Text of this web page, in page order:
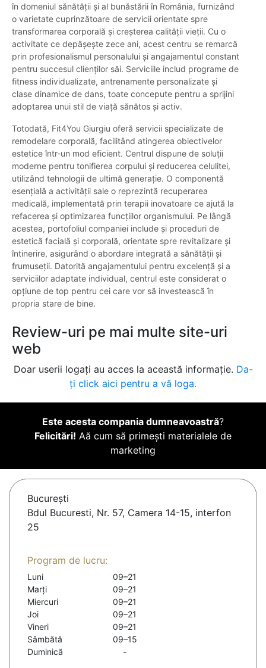
în domeniul sănătății și al bunăstării în România, furnizând
o varietate cuprinzătoare de servicii orientate spre
transformarea corporală și creșterea calității vieții. Cu o
activitate ce depășește zece ani, acest centru se remarcă
prin profesionalismul personalului și angajamentul constant
pentru succesul clienților săi. Serviciile includ programe de
fitness individualizate, antrenamente personalizate și
clase dinamice de dans, toate concepute pentru a sprijini
adoptarea unui stil de viață sănătos și activ.
Totodată, Fit4You Giurgiu oferă servicii specializate de
remodelare corporală, facilitând atingerea obiectivelor
estetice într-un mod eficient. Centrul dispune de soluții
moderne pentru tonifierea corpului și reducerea celulitei,
utilizând tehnologii de ultimă generație. O componentă
esențială a activității sale o reprezintă recuperarea
medicală, implementată prin terapii inovatoare ce ajută la
refacerea și optimizarea funcțiilor organismului. Pe lângă
acestea, portofoliul companiei include și proceduri de
estetică facială și corporală, orientate spre revitalizare și
întinerire, asigurând o abordare integrată a sănătății și
frumuseții. Datorită angajamentului pentru excelență și a
serviciilor adaptate individual, centrul este considerat o
opțiune de top pentru cei care vor să investească în
propria stare de bine.
Review-uri pe mai multe site-uri
web
Doar userii logați au acces la această informație. Da-
ți click aici pentru a vă loga.
Este acesta compania dumneavoastră?
Felicitări! Aă cum să primești materialele de
marketing
Bucureşti
Bdul Bucuresti, Nr. 57, Camera 14-15, interfon
25
Program de lucru:
Luni
09–21
Marți
09–21
Miercuri
09–21
Joi
09–21
Vineri
09–21
Sâmbătă
09–15
Duminică
-